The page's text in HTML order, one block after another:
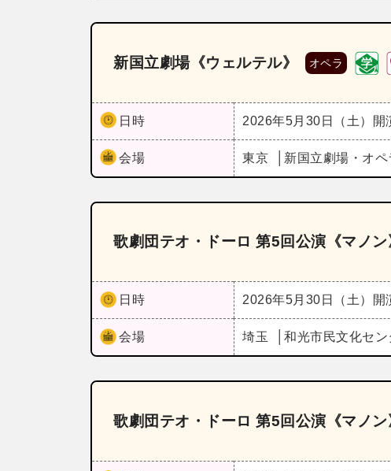
新国立劇場《ウェルテル》 オペラ
日時 2026年5月30日（土） 開
会場 東京 新国立劇場・オペ
歌劇団テオ・ドーロ 第5回公演《マノン
日時 2026年5月30日（土） 開
会場 埼玉 和光市民文化セ
歌劇団テオ・ドーロ 第5回公演《マノン